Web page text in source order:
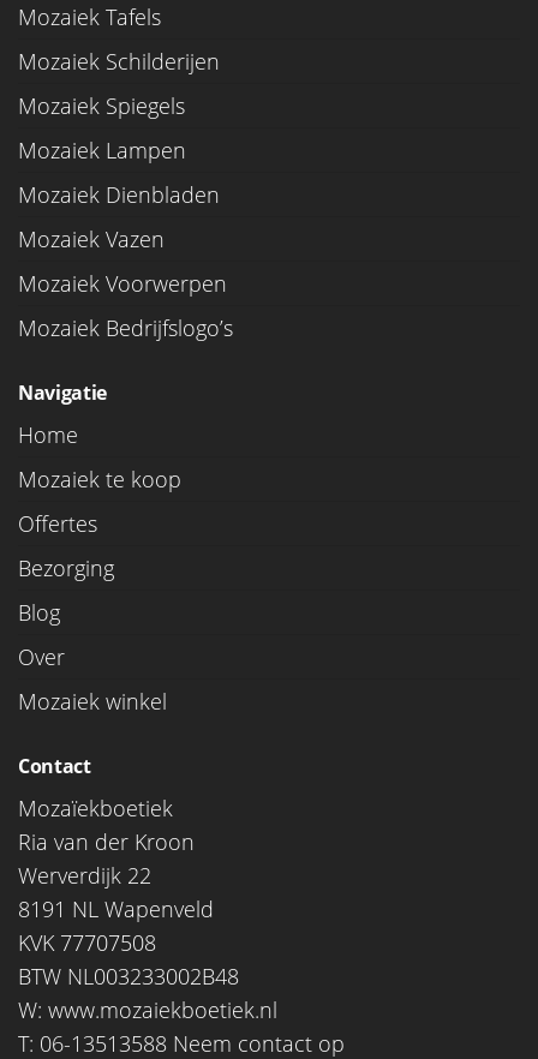
Mozaiek Tafels
Mozaiek Schilderijen
Mozaiek Spiegels
Mozaiek Lampen
Mozaiek Dienbladen
Mozaiek Vazen
Mozaiek Voorwerpen
Mozaiek Bedrijfslogo’s
Navigatie
Home
Mozaiek te koop
Offertes
Bezorging
Blog
Over
Mozaiek winkel
Contact
Mozaïekboetiek
Ria van der Kroon
Werverdijk 22
8191 NL Wapenveld
KVK 77707508
BTW NL003233002B48
W: www.mozaiekboetiek.nl
T: 06-13513588 Neem contact op